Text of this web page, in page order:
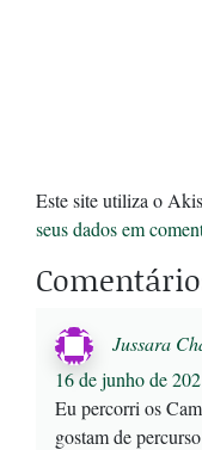
Este site utiliza o
seus dados em
Jussara
16 de junho de
Eu percorri os
gostam de